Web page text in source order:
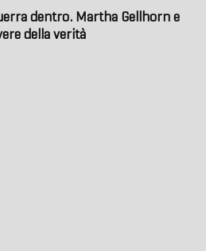
dentro. Martha Gellhorn e
della verità